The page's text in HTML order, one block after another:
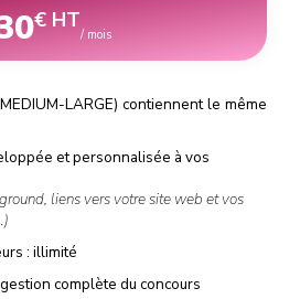
€ HT
/ mois
LARGE) contiennent le même
et personnalisée à vos
liens vers votre site web et vos
: illimité
complète du concours